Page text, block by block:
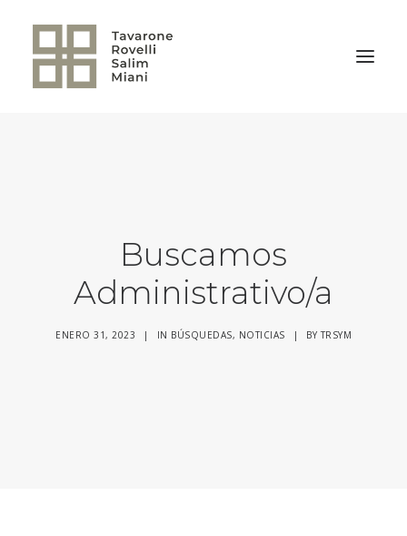
Buscamos
Administrativo/a
ENERO 31, 2023 | IN BÚSQUEDAS, NOTICIAS | BYTRSYM